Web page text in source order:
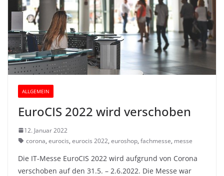
ALLGEMEIN
EuroCIS 2022 wird verschoben
12. Januar 2022
corona, eurocis, eurocis 2022, euroshop, fachmesse, messe
Die IT-Messe EuroCIS 2022 wird aufgrund von Corona
verschoben auf den 31.5. – 2.6.2022. Die Messe war